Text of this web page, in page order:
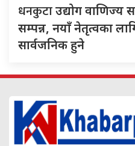
धनकुटाउद्योग वाणिज्य
सम्पन्न, नयाँ नेतृत्वका
सार्वजनिक हुने